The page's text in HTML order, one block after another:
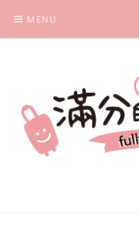
content
MENU